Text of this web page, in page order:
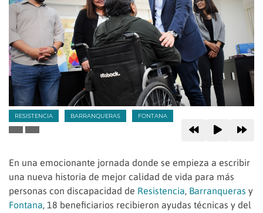
RESISTENCIA BARRANQUERAS FONTANA
En una emocionante jornada donde se empieza a escribir
una nueva historia de mejor calidad de vida para más
personas con discapacidad de Resistencia, Barranqueras y
Fontana, 18 beneficiarios recibieron ayudas técnicas y del